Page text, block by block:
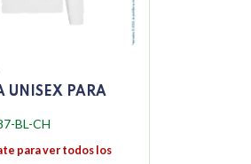
UNISEX PARA
BL-CH
para ver todos los